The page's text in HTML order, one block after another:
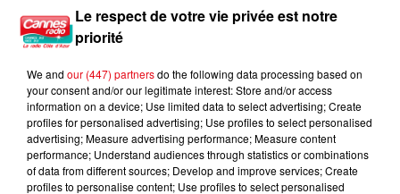
Le respect de votre vie privée est notre
priorité
We and our (447) partnersdo the following data processing based on
your consent and/or our legitimate interest: Store and/or access
information on a device; Use limited data to select advertising; Create
profiles for personalised advertising; Use profiles to select personalised
advertising; Measure advertising performance; Measure content
performance; Understand audiences through statistics or combinations
of data from different sources; Develop and improve services; Create
profiles to personalise content; Use profiles to select personalised